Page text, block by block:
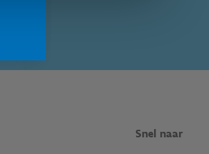
Snel naar